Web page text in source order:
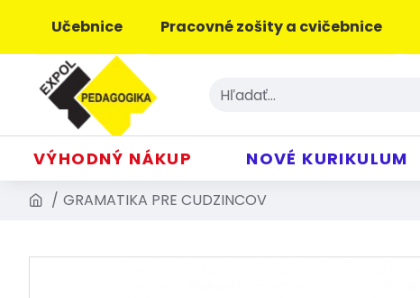
Učebnice Pracovné zošity a cvičebnice
VÝHODNÝ NÁKUP NOVÉ KURIKULUM
GRAMATIKA PRE CUDZINCOV